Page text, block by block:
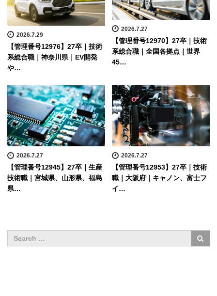
2026.7.29
【管理番号12976】27卒｜技術
系総合職｜神奈川県｜EV開発
や…
2026.7.27
【管理番号12970】27卒｜技術
系総合職｜全国各拠点｜世界
45…
2026.7.27
【管理番号12945】27卒｜生産
技術職｜宮城県、山形県、福島
県…
2026.7.27
【管理番号12953】27卒｜技術
職｜大阪府｜キャノン、富士フ
イ…